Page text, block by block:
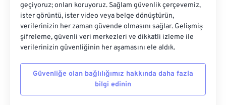
geçiyoruz; onları koruyoruz. Sağlam güvenlik çerçevemiz,
ister görüntü, ister video veya belge dönüştürün,
verilerinizin her zaman güvende olmasını sağlar. Gelişmiş
şifreleme, güvenli veri merkezleri ve dikkatli izleme ile
verilerinizin güvenliğinin her aşamasını ele aldık.
Güvenliğe olan bağlılığımız hakkında daha fazla
bilgi edinin